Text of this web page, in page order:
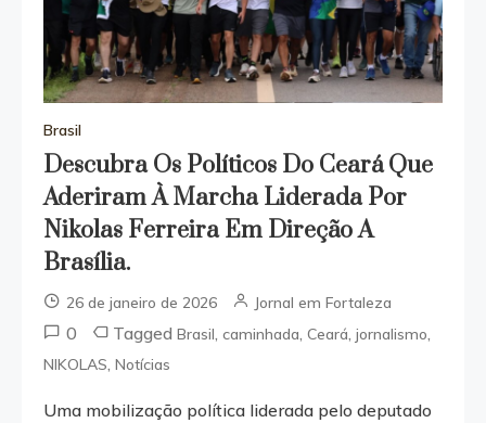
Brasil
Descubra Os Políticos Do Ceará Que
Aderiram À Marcha Liderada Por
Nikolas Ferreira Em Direção A
Brasília.
26 de janeiro de 2026 Jornal em Fortaleza
0 Tagged Brasil, caminhada, Ceará, jornalismo,
NIKOLAS, Notícias
Uma mobilização política liderada pelo deputado